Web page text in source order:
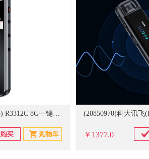
(20882572)爱国者(aigo) R3312C 8G一键录音专业普及型高清降噪学习培训商务会议采访 录音笔 灰色(单位：个)
￥1377.0